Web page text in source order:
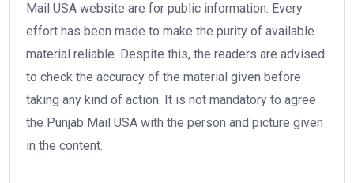
Mail USA website are for public information. Every
effort has been made to make the purity of available
material reliable. Despite this, the readers are advised
to check the accuracy of the material given before
taking any kind of action. It is not mandatory to agree
the Punjab Mail USA with the person and picture given
in the content.